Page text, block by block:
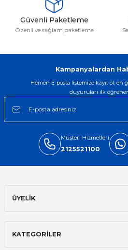
Güvenli Paketleme
Özenli ve sağlam paketleme
Kampanyalardan
Hemen E-posta listemize kayıt ol, en
duyuruları ilk
Müşteri Hizmetleri
2125521100
ÜYELİK
KATEGORİLER